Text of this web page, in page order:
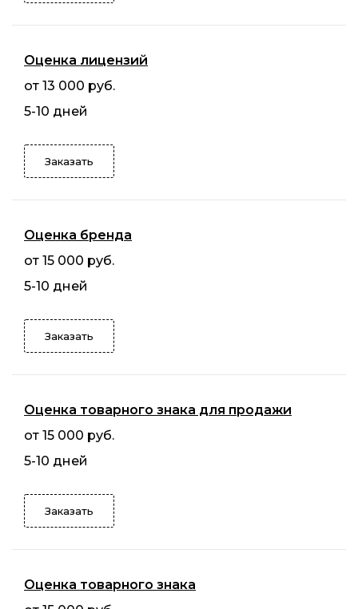
Оценка лицензий
от 13 000 руб.
5-10 дней
Заказать
Оценка бренда
от 15 000 руб.
5-10 дней
Заказать
Оценка товарного знака для продажи
от 15 000 руб.
5-10 дней
Заказать
Оценка товарного знака